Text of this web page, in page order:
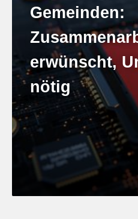
Gemeinden:
erwünscht,
nötig